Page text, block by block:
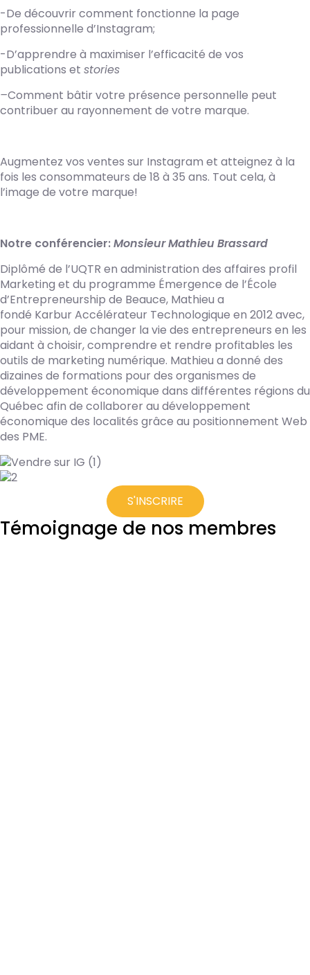
-De découvrir comment fonctionne la page
professionnelle d’Instagram;
-D’apprendre à maximiser l’efficacité de vos
publications et stories
–Comment bâtir votre présence personnelle peut
contribuer au rayonnement de votre marque.
Augmentez vos ventes sur Instagram et atteignez à la
fois les consommateurs de 18 à 35 ans. Tout cela, à
l’image de votre marque!
Notre conférencier:Monsieur Mathieu Brassard
Diplômé de l’UQTR en administration des affaires profil
Marketing et du programme Émergence de l’École
d’Entrepreneurship de Beauce, Mathieu a
fondé Karbur Accélérateur Technologique en 2012 avec,
pour mission, de changer la vie des entrepreneurs en les
aidant à choisir, comprendre et rendre profitables les
outils de marketing numérique. Mathieu a donné des
dizaines de formations pour des organismes de
développement économique dans différentes régions du
Québec afin de collaborer au développement
économique des localités grâce au positionnement Web
des PME.
S'INSCRIRE
Témoignage de nos membres